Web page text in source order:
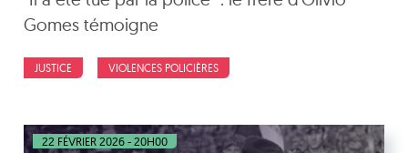
Gomes témoigne
JUSTICE VIOLENCES POLICIÈRES
22 FÉVRIER 2026 - 20H00